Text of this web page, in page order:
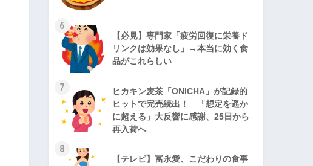
6
【必見】専門家「疲労回復に栄養ド
リンクは効果なし」→本当に効く食
品がこれらしい
7
ヒカキン麦茶「ONICHA」が記録的
ヒットで完売続出！ 「想定を遥か
に超える」大反響に感謝、25日から
再入荷へ
8
【テレビ】冨永愛、こだわりの食事